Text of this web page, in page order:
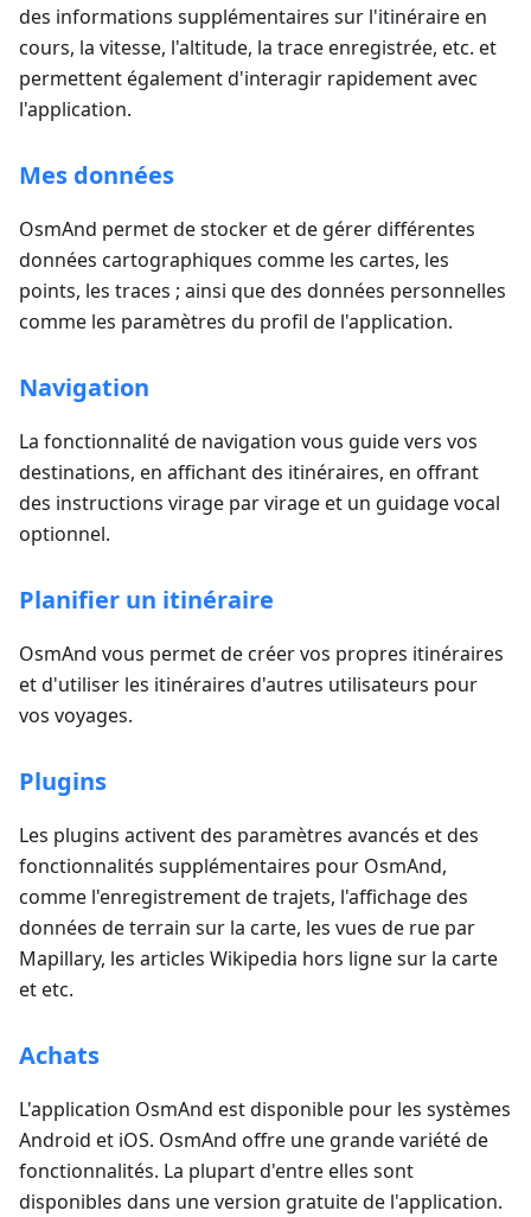
des informations supplémentaires sur l'itinéraire en
cours, la vitesse, l'altitude, la trace enregistrée, etc. et
permettent également d'interagir rapidement avec
l'application.
Mes données
OsmAnd permet de stocker et de gérer différentes
données cartographiques comme les cartes, les
points, les traces ; ainsi que des données personnelles
comme les paramètres du profil de l'application.
Navigation
La fonctionnalité de navigation vous guide vers vos
destinations, en affichant des itinéraires, en offrant
des instructions virage par virage et un guidage vocal
optionnel.
Planifier un itinéraire
OsmAnd vous permet de créer vos propres itinéraires
et d'utiliser les itinéraires d'autres utilisateurs pour
vos voyages.
Plugins
Les plugins activent des paramètres avancés et des
fonctionnalités supplémentaires pour OsmAnd,
comme l'enregistrement de trajets, l'affichage des
données de terrain sur la carte, les vues de rue par
Mapillary, les articles Wikipedia hors ligne sur la carte
et etc.
Achats
L'application OsmAnd est disponible pour les systèmes
Android et iOS. OsmAnd offre une grande variété de
fonctionnalités. La plupart d'entre elles sont
disponibles dans une version gratuite de l'application.